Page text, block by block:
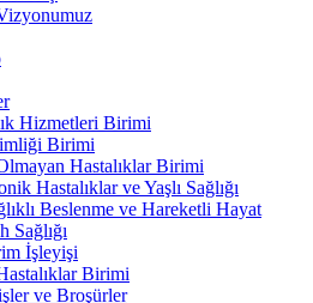
Hizmetleri Birimi
Birimi
Hastalıklar Birimi
Hastalıklar ve Yaşlı Sağlığı
Beslenme ve Hareketli Hayat
Sağlığı
İşleyişi
Birimi
ve Broşürler